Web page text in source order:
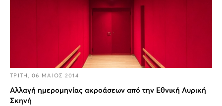
ΤΡΙΤΗ, 06 ΜΑΙΟΣ 2014
Αλλαγή ημερομηνίας ακροάσεων από την Εθνική Λυρική
Σκηνή